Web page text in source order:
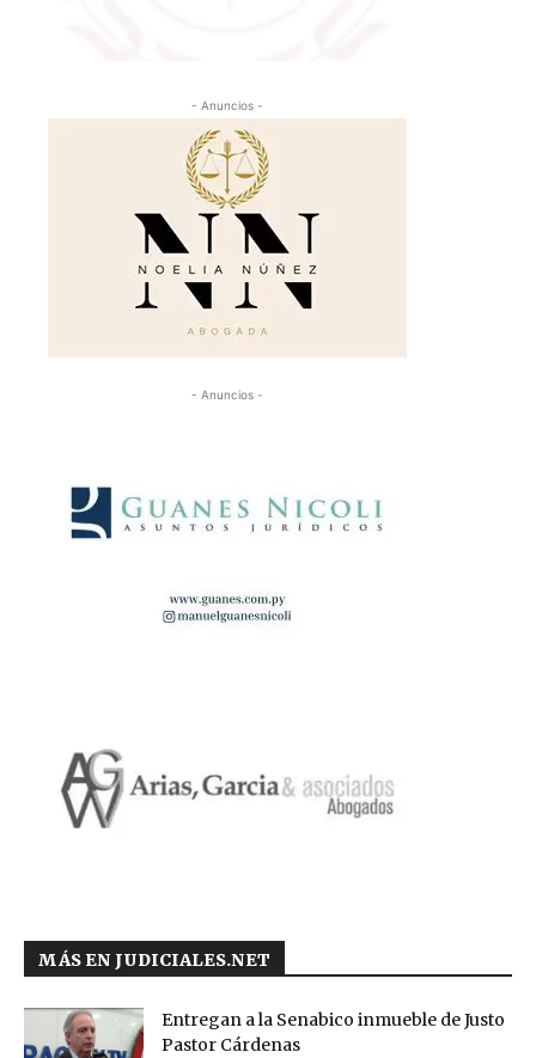
- Anuncios -
- Anuncios -
MÁS EN JUDICIALES.NET
Entregan a la Senabico inmueble de Justo
Pastor Cárdenas